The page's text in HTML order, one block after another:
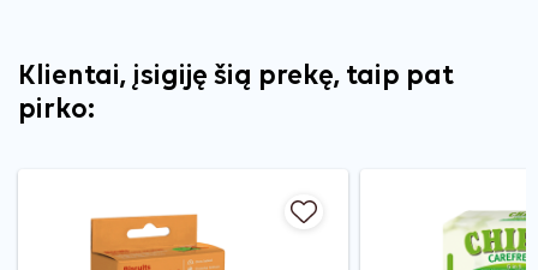
Klientai, įsigiję šią prekę, taip pat
pirko: